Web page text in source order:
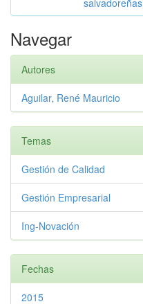
salvadoreñas
Navegar
Autores
Aguilar, René Mauricio
Temas
Gestión de Calidad
Gestión Empresarial
Ing-Novación
Fechas
2015